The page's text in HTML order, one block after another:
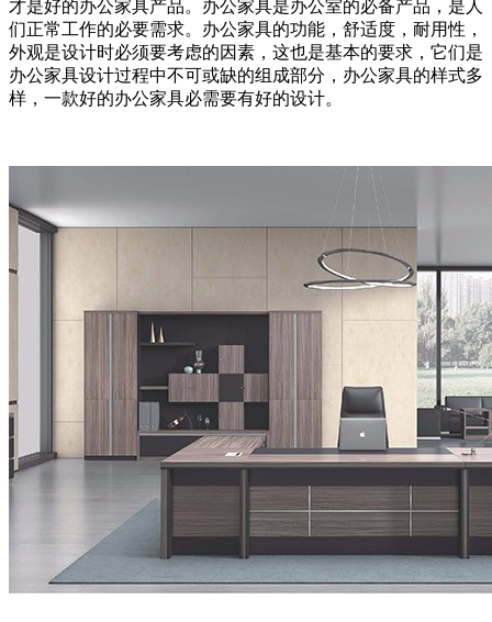
才是好的办公家具产品。办公家具是办公室的必备产品，是人
们正常工作的必要需求。办公家具的功能，舒适度，耐用性，
外观是设计时必须要考虑的因素，这也是基本的要求，它们是
办公家具设计过程中不可或缺的组成部分，办公家具的样式多
样，一款好的办公家具必需要有好的设计。